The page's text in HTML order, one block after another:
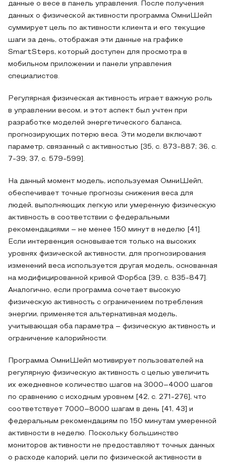
данные о весе в панель управления. После получения
данных о физической активности программа ОмниШейп
суммирует цель по активности клиента и его текущие
шаги за день, отображая эти данные на графике
SmartSteps, который доступен для просмотра в
мобильном приложении и панели управления
специалистов.
Регулярная физическая активность играет важную роль
в управлении весом, и этот аспект был учтен при
разработке моделей энергетического баланса,
прогнозирующих потерю веса. Эти модели включают
параметр, связанный с активностью [35, с. 873-887; 36, с.
7-39; 37, с. 579-599].
На данный момент модель, используемая ОмниШейп,
обеспечивает точные прогнозы снижения веса для
людей, выполняющих легкую или умеренную физическую
активность в соответствии с федеральными
рекомендациями – не менее 150 минут в неделю [41].
Если интервенция основывается только на высоких
уровнях физической активности, для прогнозирования
изменений веса используется другая модель, основанная
на модифицированной кривой Форбса [39, с. 835-847].
Аналогично, если программа сочетает высокую
физическую активность с ограничением потребления
энергии, применяется альтернативная модель,
учитывающая оба параметра – физическую активность и
ограничение калорийности.
Программа ОмниШейп мотивирует пользователей на
регулярную физическую активность с целью увеличить
их ежедневное количество шагов на 3000–4000 шагов
по сравнению с исходным уровнем [42, с. 271-276], что
соответствует 7000–8000 шагам в день [41, 43] и
федеральным рекомендациям по 150 минутам умеренной
активности в неделю. Поскольку большинство
мониторов активности не предоставляют точных данных
о расходе калорий, цели по физической активности в